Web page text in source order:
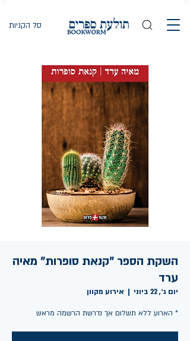
סל הקניות
השקת הספר "קנאת סופרות" מאיה
ערד
יום ג׳, 22 ביוני
  |
אירוע מקוון
* הארוע ללא תשלום אך נדרשת הרשמה מראש